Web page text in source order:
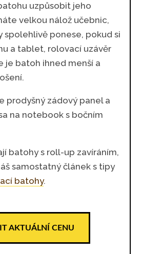
uzpůsobit jeho
velkou nálož učebnic,
spolehlivě ponese, pokud si
a tablet, rolovací uzávěr
je batoh ihned menší a
prodyšný zádový panel a
na notebook s bočním
batohy s roll-up zavíráním,
samostatný článek s tipy
batohy.
AKTUÁLNÍ CENU